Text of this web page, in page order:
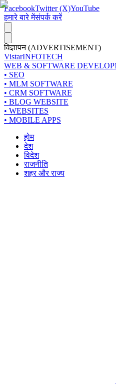
FacebookTwitter (X)YouTube
हमारे बारे मेंसंपर्क करें
विज्ञापन (ADVERTISEMENT)
VistarINFOTECH
WEB & SOFTWARE
• SEO
• MLM SOFTWARE
• CRM SOFTWARE
• BLOG WEBSITE
• WEBSITES
• MOBILE APPS
होम
देश
विदेश
राजनीति
शहर और राज्य